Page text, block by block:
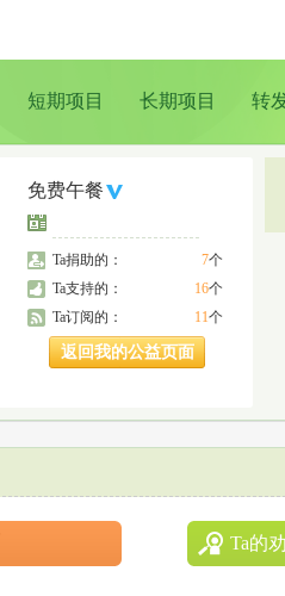
短期项目 长期项目 转
免费午餐
7个
Ta捐助的：
16个
Ta支持的：
11个
Ta订阅的：
返回我的公益页面
Ta的